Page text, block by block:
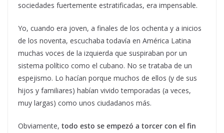
sociedades fuertemente estratificadas, era impensable.
Yo, cuando era joven, a finales de los ochenta y a inicios
de los noventa, escuchaba todavía en América Latina
muchas voces de la izquierda que suspiraban por un
sistema político como el cubano. No se trataba de un
espejismo. Lo hacían porque muchos de ellos (y de sus
hijos y familiares) habían vivido temporadas (a veces,
muy largas) como unos ciudadanos más.
Obviamente, todo esto se empezó a torcer con el fin